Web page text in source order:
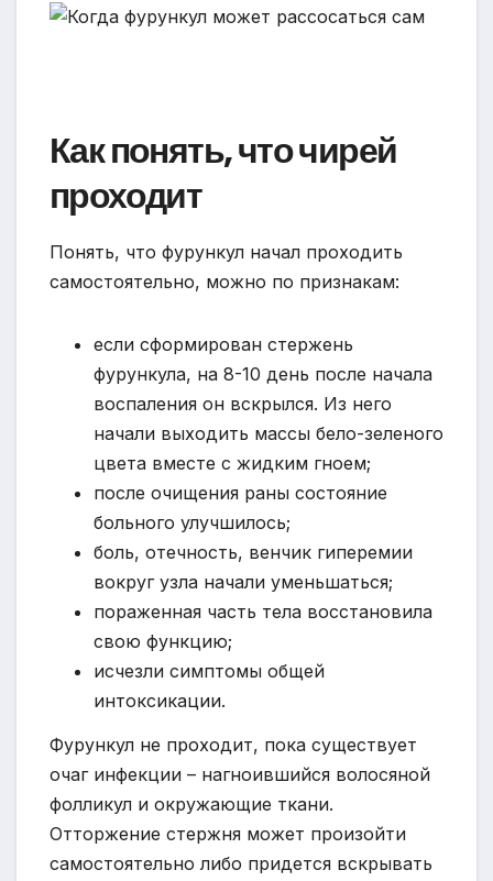
Как понять, что чирей
проходит
Понять, что фурункул начал проходить
самостоятельно, можно по признакам:
если сформирован стержень
фурункула, на 8-10 день после начала
воспаления он вскрылся. Из него
начали выходить массы бело-зеленого
цвета вместе с жидким гноем;
после очищения раны состояние
больного улучшилось;
боль, отечность, венчик гиперемии
вокруг узла начали уменьшаться;
пораженная часть тела восстановила
свою функцию;
исчезли симптомы общей
интоксикации.
Фурункул не проходит, пока существует
очаг инфекции – нагноившийся волосяной
фолликул и окружающие ткани.
Отторжение стержня может произойти
самостоятельно либо придется вскрывать